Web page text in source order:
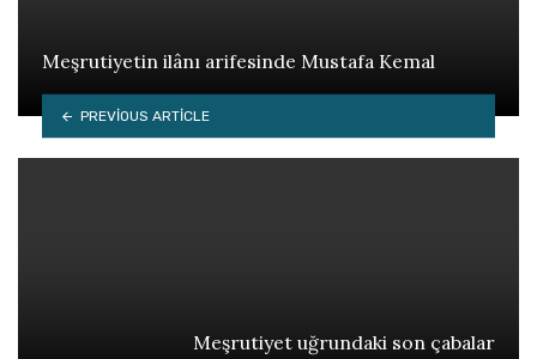
Meşrutiyetin ilânı arifesinde Mustafa Kemal
PREVIOUS ARTICLE
Meşrutiyet uğrundaki son çabalar